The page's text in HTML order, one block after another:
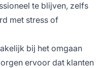
te blijven, zelfs
met stress of
bij het omgaan
ervoor dat klanten